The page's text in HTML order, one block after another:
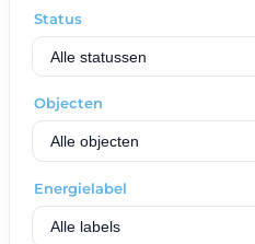
Status
Objecten
Energielabel